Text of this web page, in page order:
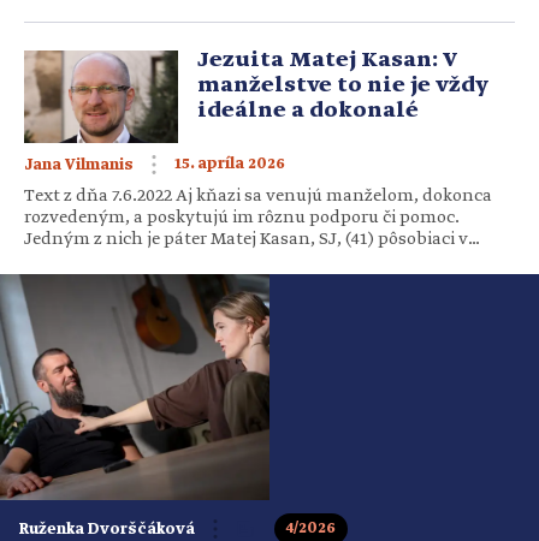
minulosť, ale aj prítomnosť. Lenže práve tu vzniká tiché
napätie. Väčšina z nás […]Jezuita Matej Kasan: V
manželstve to nie je vždy
ideálne a dokonalé
Jana Vilmanis 15. apríla 2026
Text z dňa 7.6.2022 Aj kňazi sa venujú manželom, dokonca
rozvedeným, a poskytujú im rôznu podporu či pomoc.
Jedným z nich je páter Matej Kasan, SJ, (41) pôsobiaci v
vie poradiť, ako žiť v dobrom manželstve, aj keď sa v ňom
stretávajú vždy rozdielne osobnosti. […]
Ruženka Dvorščáková 4/2026